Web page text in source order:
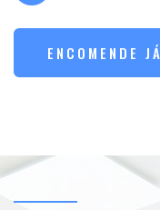
ENCOMENDE JÁ